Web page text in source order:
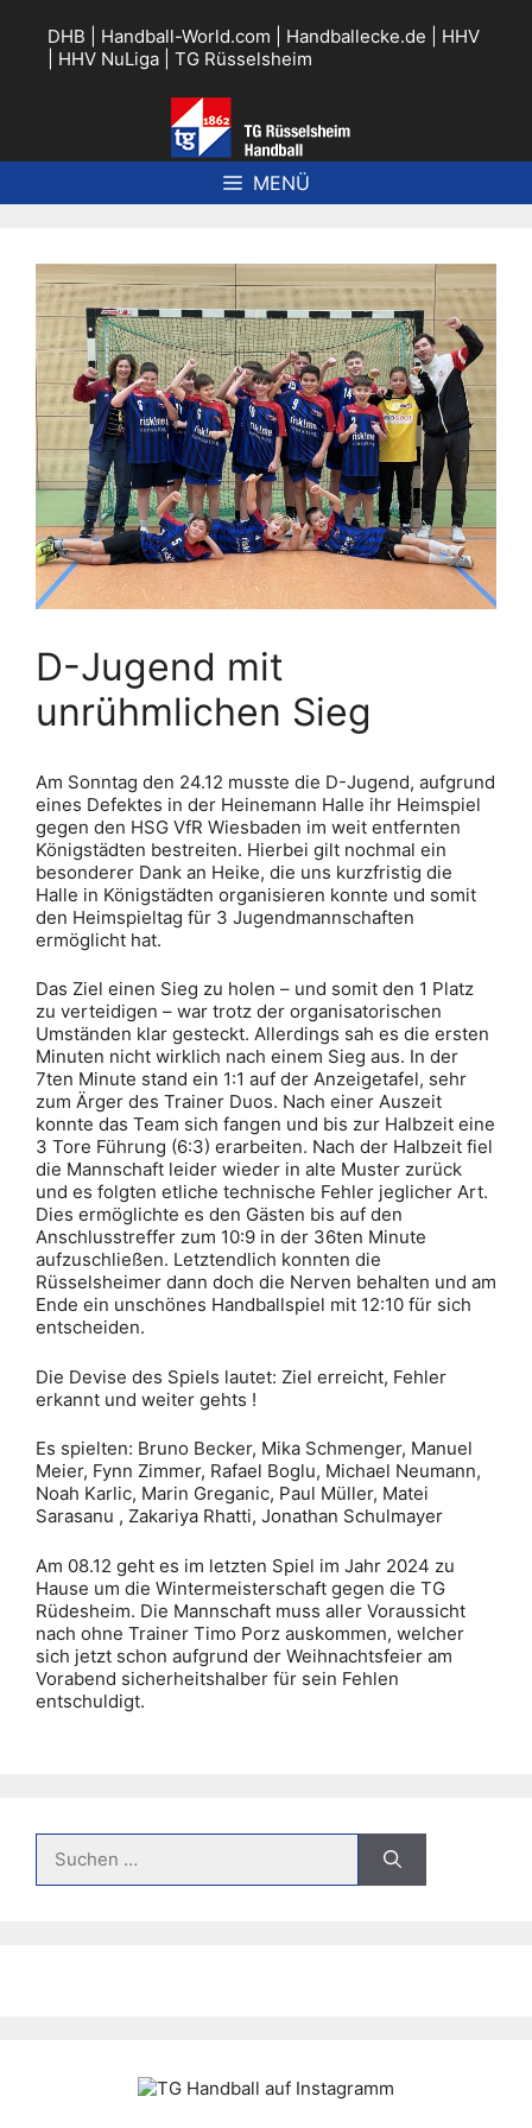
springen
DHB Handball-World.com Handballecke.de
HHV
HHV NuLiga TG Rüsselsheim
MENÜ
D-Jugend mit
unrühmlichen Sieg
Am Sonntag den 24.12 musste die D-Jugend, aufgrund
eines Defektes in der Heinemann Halle ihr Heimspiel
gegen den HSG VfR Wiesbaden im weit entfernten
Königstädten bestreiten. Hierbei gilt nochmal ein
besonderer Dank an Heike, die uns kurzfristig die
Halle in Königstädten organisieren konnte und somit
den Heimspieltag für 3 Jugendmannschaften
ermöglicht hat.
Das Ziel einen Sieg zu holen – und somit den 1 Platz
zu verteidigen – war trotz der organisatorischen
Umständen klar gesteckt. Allerdings sah es die ersten
Minuten nicht wirklich nach einem Sieg aus. In der
7ten Minute stand ein 1:1 auf der Anzeigetafel, sehr
zum Ärger des Trainer Duos. Nach einer Auszeit
konnte das Team sich fangen und bis zur Halbzeit eine
3 Tore Führung (6:3) erarbeiten. Nach der Halbzeit fiel
die Mannschaft leider wieder in alte Muster zurück
und es folgten etliche technische Fehler jeglicher Art.
Dies ermöglichte es den Gästen bis auf den
Anschlusstreffer zum 10:9 in der 36ten Minute
aufzuschließen. Letztendlich konnten die
Rüsselsheimer dann doch die Nerven behalten und am
Ende ein unschönes Handballspiel mit 12:10 für sich
entscheiden.
Die Devise des Spiels lautet: Ziel erreicht, Fehler
erkannt und weiter gehts !
Es spielten: Bruno Becker, Mika Schmenger, Manuel
Meier, Fynn Zimmer, Rafael Boglu, Michael Neumann,
Noah Karlic, Marin Greganic, Paul Müller, Matei
Sarasanu , Zakariya Rhatti, Jonathan Schulmayer
Am 08.12 geht es im letzten Spiel im Jahr 2024 zu
Hause um die Wintermeisterschaft gegen die TG
Rüdesheim. Die Mannschaft muss aller Voraussicht
nach ohne Trainer Timo Porz auskommen, welcher
sich jetzt schon aufgrund der Weihnachtsfeier am
Vorabend sicherheitshalber für sein Fehlen
entschuldigt.
nach: